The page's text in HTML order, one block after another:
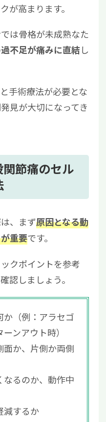
が高まります。
は骨格が未成熟なた
不足が痛みに直結し
手術療法が必要とな
見が大切になってき
節痛のセル
、まず原因となる動
重要です。
クポイントを参考
認しましょう。
（例：アラセゴ
ンアウト時）
か、片側か両側
なるのか、動作中
減するか